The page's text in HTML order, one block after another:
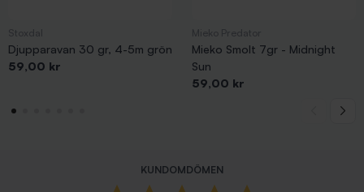
Djupparavan 30 gr, 4-5m grön
Pris
59,00 kr
Mieko Smolt 7gr - Midnight
Sun
Pris
59,00 kr
KUNDOMDÖMEN